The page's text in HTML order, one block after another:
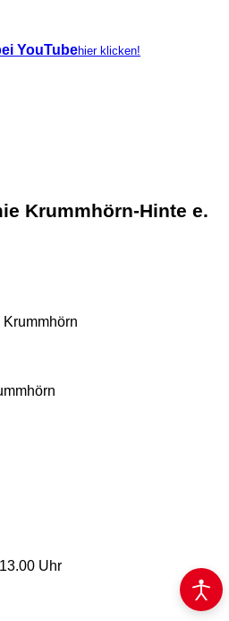
YouTubehier klicken!
Krummhörn-Hinte e.
Uhr